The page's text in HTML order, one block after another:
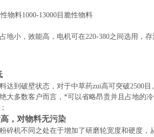
物料1000-13000目脆性物料
地小，效能高，电机可在220-380之间选用，存
达到破壁状态，对于中草药zui高可突破2500
大多数客户而言，*可以省略昂贵并且占地的
，对物料无污染
碎机不同之处在于增加了研磨轮宽度和硬度